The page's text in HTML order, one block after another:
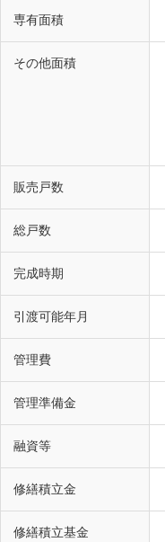
専有面積
その他面積
販売戸数
総戸数
完成時期
引渡可能年月
管理費
管理準備金
融資等
修繕積立金
修繕積立基金